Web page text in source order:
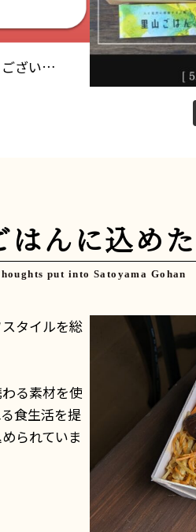
ござい…
はんに込め
タイルを総
る素材を使
食生活を提
られていま